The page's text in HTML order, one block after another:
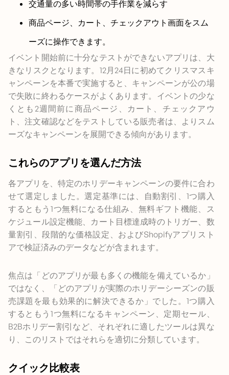
交通量の多い時間帯の手作業を減らす
商品ページ、カート、チェックアウト画面をスム
ーズに操作できます。
イベント開始前に十分なテストができないアプリは、大
きなリスクとなります。12月24日に初めてクリスマスキ
ャンペーンを本番で実施すると、キャンペーンが公の場
で失敗に終わるケースがよくあります。イベントの少な
くとも2週間前に商品ページ、カート、チェックアウ
ト、注文確認などをテストしている販売者は、よりスム
ーズなキャンペーンを展開できる傾向があります。
これらのアプリを選んだ方法
各アプリを、特定のホリデーキャンペーンの要件に合わ
せて選定しました。選定基準には、自動割引、1つ購入
するともう1つ無料になる仕組み、無料ギフト機能、ス
ケジュール設定機能、カート目標達成時のトリガー、数
量割引、段階的な価格設定、およびShopifyアプリスト
アで検証済みのデータなどが含まれます。
焦点は「どのアプリが最も多くの機能を備えているか」
ではなく、「どのアプリが実際のホリデーシーズンの販
売課題を最も効果的に解決できるか」でした。1つ購入
するともう1つ無料になるキャンペーン、定期セール、
B2Bホリデー割引など、それぞれに適したツールは異な
り、このリストではそれらを適切に分類しています。
クイック比較表